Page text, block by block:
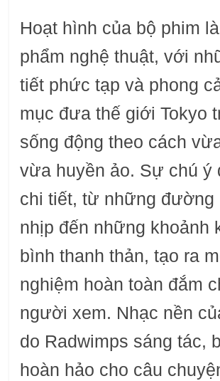
Hoạt hình của bộ phim
phẩm nghệ thuật, với
tiết phức tạp và phong
mục đưa thế giới Tokyo
sống động theo cách
vừa huyền ảo. Sự chú ý
chi tiết, từ những đường
nhịp đến những khoảnh
bình thanh thản, tạo ra
nghiệm hoàn toàn đắm
người xem. Nhạc nền
do Radwimps sáng tác,
hoàn hảo cho câu